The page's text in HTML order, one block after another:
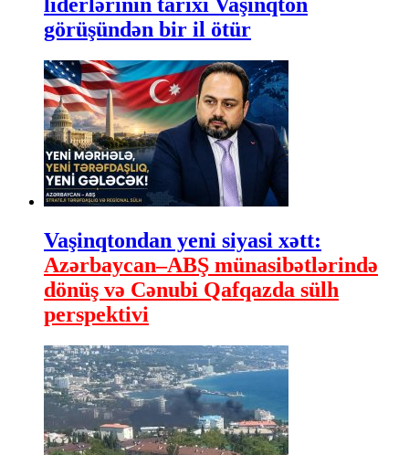
liderlərinin tarixi Vaşinqton
görüşündən bir il ötür
Vaşinqtondan yeni siyasi xətt:
Azərbaycan–ABŞ münasibətlərində
dönüş və Cənubi Qafqazda sülh
perspektivi